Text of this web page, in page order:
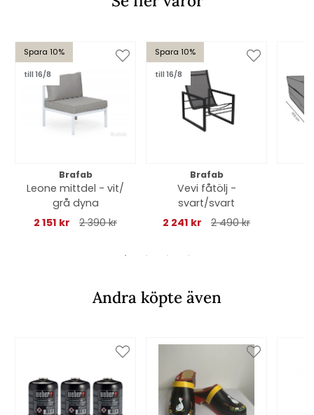
Spara 10%
till 16/8
Brafab
Leone mittdel - vit/
grå dyna
2 151 kr
2 390 kr
Spara 10%
till 16/8
Brafab
Vevi fåtölj -
svart/svart
2 241 kr
2 490 kr
Andra köpte även